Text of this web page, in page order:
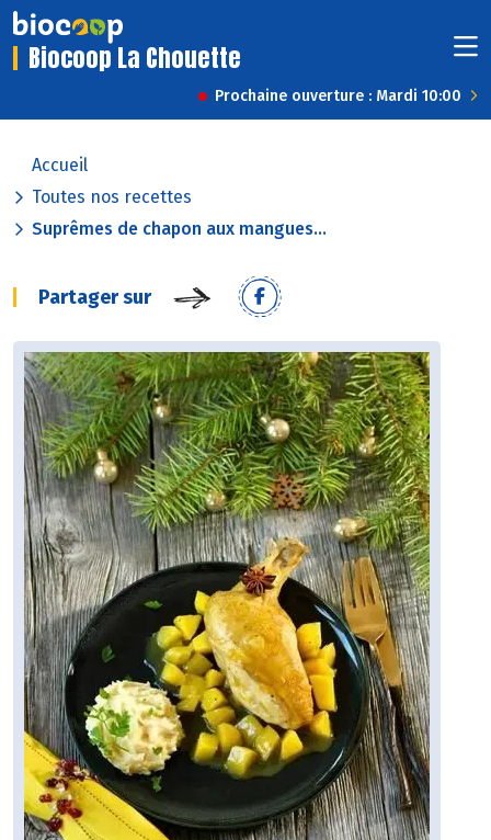
Biocoop La Chouette
Prochaine ouverture : Mardi 10:00
Accueil
Toutes nos recettes
Suprêmes de chapon aux mangues...
Partager sur